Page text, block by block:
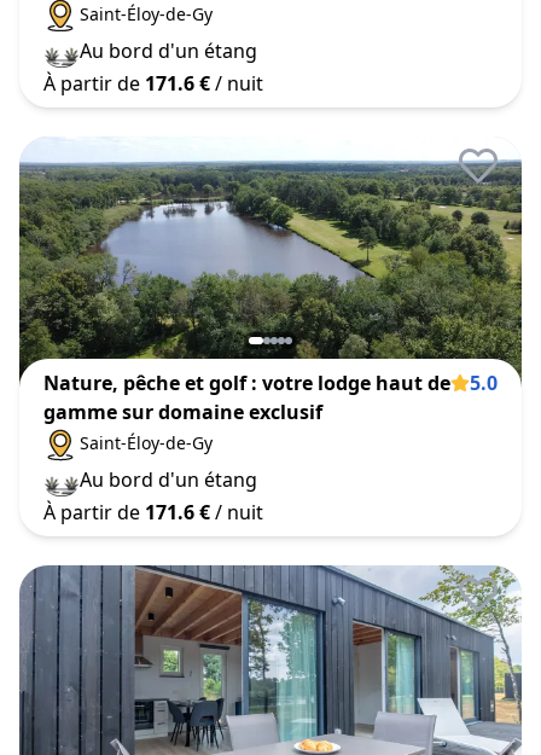
Saint-Éloy-de-Gy
Au bord d'un étang
À partir de 171.6 €/ nuit
Nature, pêche et golf : votre lodge haut de
gamme sur domaine exclusif
5.0
Saint-Éloy-de-Gy
Au bord d'un étang
À partir de 171.6 €/ nuit